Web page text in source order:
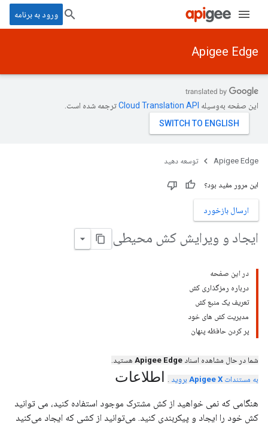
ورود به برنامه
Apigee Edge
این صفحه به‌وسیله ترجمه شده است.
Apigee Edge توسعه دهید
این مرور مفید بود؟
ارسال بازخورد
ایجاد و ویرایش کش محیطی
در این صفحه
درباره رمزگذاری کش
تعریف یک منبع کش
مدیریت کش های خود
پر کردن حافظه پنهان
شما در حال مشاهده اسناد Apigee Edge هستید.
به مستندات Apigee X بروید . اطلاعات
هنگامی که نمی خواهید از کش مشترک موجود استفاده کنید، می توانید
کش خود را ایجاد و پیکربندی کنید. می‌توانید از کشی که ایجاد می‌کنید